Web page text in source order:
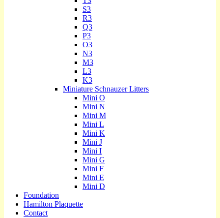
S3
R3
Q3
P3
O3
N3
M3
L3
K3
Miniature Schnauzer Litters
Mini O
Mini N
Mini M
Mini L
Mini K
Mini J
Mini I
Mini G
Mini F
Mini E
Mini D
Foundation
Hamilton Plaquette
Contact